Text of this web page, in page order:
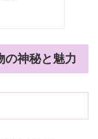
の神秘と魅力